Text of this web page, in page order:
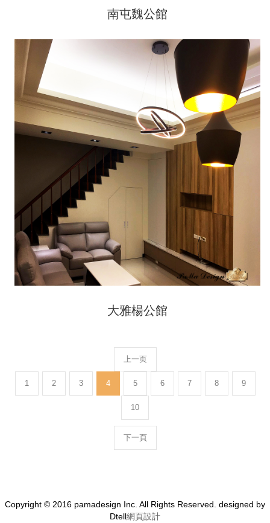
南屯魏公館
大雅楊公館
上一页
1 2 3 4 5 6 7 8 9
10
下一頁
Copyright © 2016 pamadesign Inc. All Rights Reserved. designed by
Dtell網頁設計